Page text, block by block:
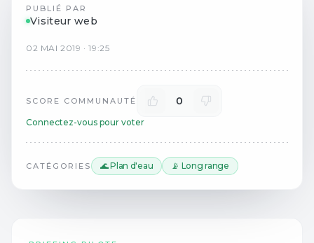
PUBLIÉ PAR
Visiteur web
02 MAI 2019 ·19:25
SCORE COMMUNAUTÉ 0
Connectez-vous pour voter
CATÉGORIES 🌊 Plan d'eau 📡 Long range